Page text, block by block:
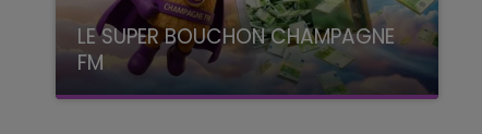
LE SUPER BOUCHON CHAMPAGNE
FM
avec La Famille Champagne FM, à 8H10